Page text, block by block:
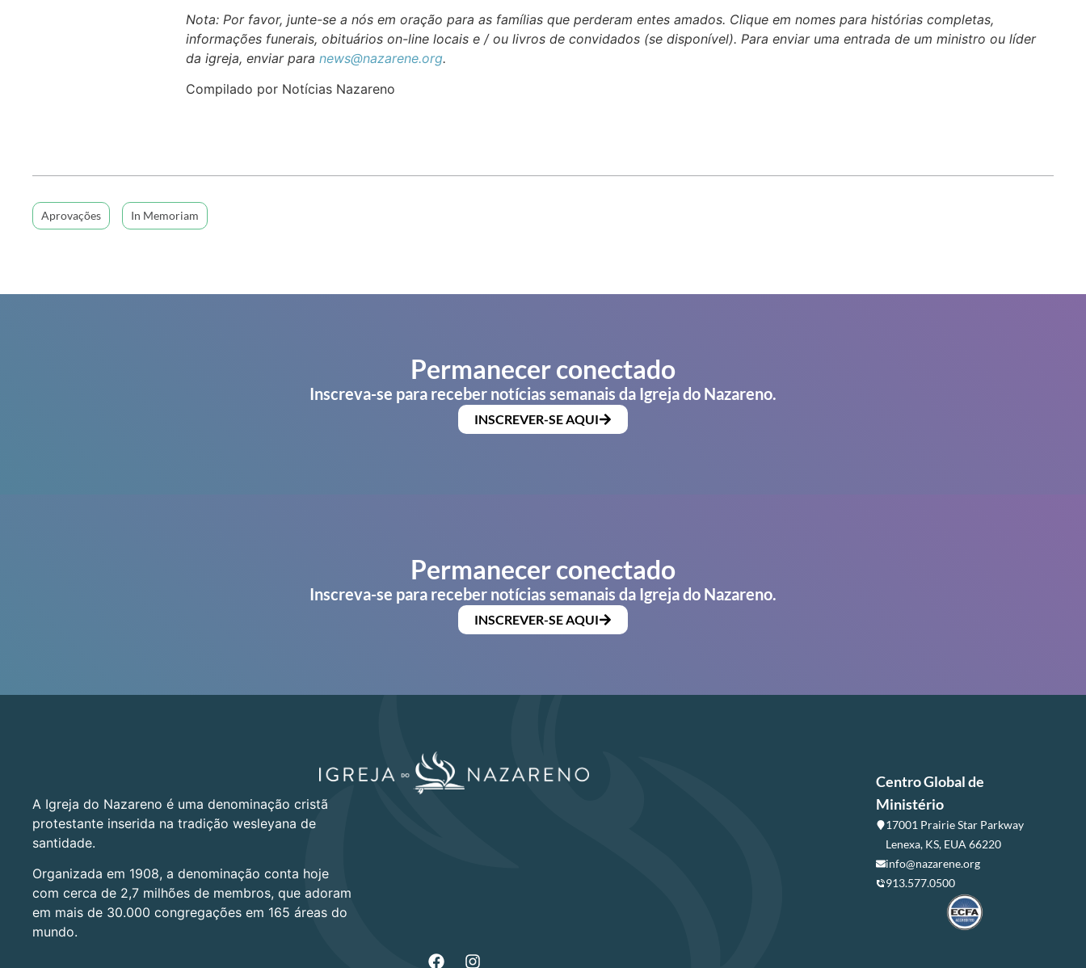
Nota: Por favor, junte-se a nós em oração para as famílias que perderam entes amados. Clique em nomes para histórias completas,
informações funerais, obituários on-line locais e / ou livros de convidados (se disponível). Para enviar uma entrada de um ministro ou líder
da igreja, enviar para news@nazarene.org.
Compilado por Notícias Nazareno
Aprovações In Memoriam
Permanecer conectado
Inscreva-se para receber notícias semanais da Igreja do Nazareno.
INSCREVER-SE AQUI
Permanecer conectado
Inscreva-se para receber notícias semanais da Igreja do Nazareno.
INSCREVER-SE AQUI
A Igreja do Nazareno é uma denominação cristã
protestante inserida na tradição wesleyana de
santidade.
Organizada em 1908, a denominação conta hoje
com cerca de 2,7 milhões de membros, que adoram
em mais de 30.000 congregações em 165 áreas do
mundo.
Centro Global de
Ministério
17001 Prairie Star Parkway
Lenexa, KS, EUA 66220
info@nazarene.org
913.577.0500